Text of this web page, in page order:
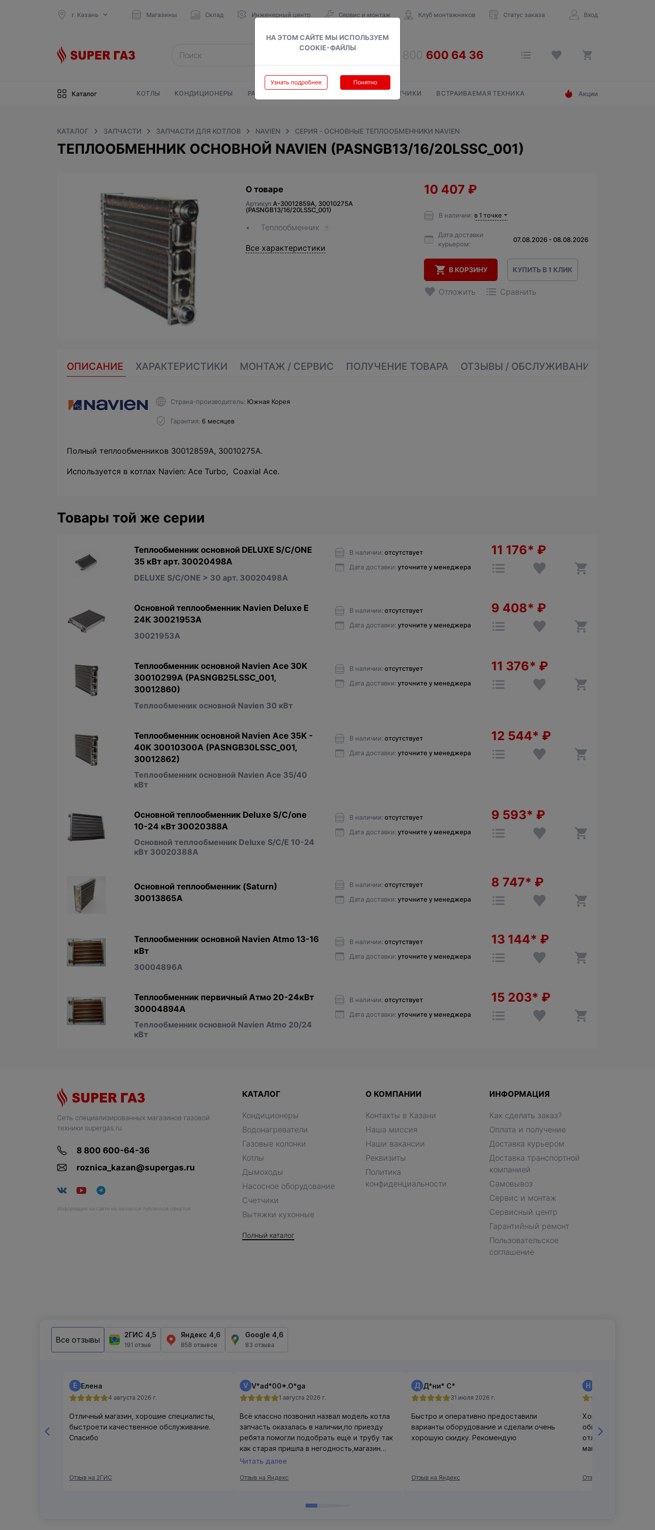
НА ЭТОМ САЙТЕ МЫ ИСПОЛЬЗУЕМ
COOKIE-ФАЙЛЫ
Узнать подробнее Понятно
г. Казань Магазины Склад Инженерный центр Сервис и монтаж Клуб монтажников Статус заказа Вход
Каталог КОТЛЫ КОНДИЦИОНЕРЫ РАДИАТОРЫ СЧЕТЧИКИ ВСТРАИВАЕМАЯ ТЕХНИКА Акции
КАТАЛОГ ЗАПЧАСТИ ЗАПЧАСТИ ДЛЯ КОТЛОВ NAVIEN СЕРИЯ - ОСНОВНЫЕ ТЕПЛООБМЕННИКИ NAVIEN
ТЕПЛООБМЕННИК ОСНОВНОЙ NAVIEN (PASNGB13/16/20LSSC_001)
О товаре
Артикул A-30012859A, 30010275A
(PASNGB13/16/20LSSC_001)
Теплообменник ?
Все характеристики
10 407 ₽
В наличии: в 1 точке
Дата доставки
курьером:
07.08.2026 - 08.08.2026
В КОРЗИНУ КУПИТЬ В 1 КЛИК
Отложить Сравнить
ОПИСАНИЕ ХАРАКТЕРИСТИКИ МОНТАЖ / СЕРВИС ПОЛУЧЕНИЕ ТОВАРА ОТЗЫВЫ / ОБСЛУЖИВАНИЕ
Страна-производитель Южная Корея
Гарантия 6 месяцев
Полный теплообменников 30012859A, 30010275A.
Используется в котлах Navien: Ace Turbo, Coaxial Ace.
Товары той же серии
Теплообменник основной DELUXE S/C/ONE
35 кВт арт. 30020498A
DELUXE S/C/ONE > 30 арт. 30020498A
В наличии: отсутствует
Дата доставки: уточните у менеджера
11 176* ₽
Основной теплообменник Navien Deluxe E
24К 30021953A
30021953A
В наличии: отсутствует
Дата доставки: уточните у менеджера
9 408* ₽
Теплообменник основной Navien Ace 30K
30010299A (PASNGB25LSSC_001,
30012860)
Теплообменник основной Navien 30 кВт
В наличии: отсутствует
Дата доставки: уточните у менеджера
11 376* ₽
Теплообменник основной Navien Ace 35K -
40K 30010300A (PASNGB30LSSC_001,
30012862)
Теплообменник основной Navien Ace 35/40
кВт
В наличии: отсутствует
Дата доставки: уточните у менеджера
12 544* ₽
Основной теплообменник Deluxe S/С/one
10-24 кВт 30020388А
Основной теплообменник Deluxe S/С/Е 10-24
кВт 30020388А
В наличии: отсутствует
Дата доставки: уточните у менеджера
9 593* ₽
Основной теплообменник (Saturn)
30013865A
В наличии: отсутствует
Дата доставки: уточните у менеджера
8 747* ₽
Теплообменник основной Navien Atmo 13-16
кВт
30004896А
В наличии: отсутствует
Дата доставки: уточните у менеджера
13 144* ₽
Теплообменник первичный Атмо 20-24кВт
30004894А
Теплообменник основной Navien Atmo 20/24
кВт
В наличии: отсутствует
Дата доставки: уточните у менеджера
15 203* ₽
Сеть специализированных магазинов газовой
техники supergas.ru
8 800 600-64-36
roznica_kazan@supergas.ru
Информация на сайте не является публичной офертой
КАТАЛОГ
Кондиционеры
Водонагреватели
Газовые колонки
Котлы
Дымоходы
Насосное оборудование
Счетчики
Вытяжки кухонные
Полный каталог
О КОМПАНИИ
Контакты в Казани
Наша миссия
Наши вакансии
Реквизиты
Политика
конфиденциальности
ИНФОРМАЦИЯ
Как сделать заказ?
Оплата и получение
Доставка курьером
Доставка транспортной
компанией
Самовывоз
Сервис и монтаж
Сервисный центр
Гарантийный ремонт
Пользовательское
соглашение